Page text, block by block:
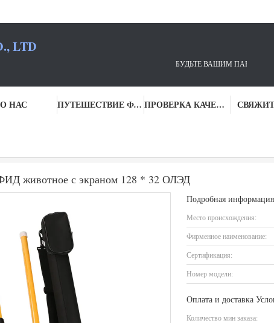
LTD
ПАРТНЕРОМ ПО
О НАС ПУТЕШЕСТВИЕ ФАБРИКИ ПРОВЕРКА КАЧЕСТВА
животное с экраном 128 * 32 ОЛЭД
Подробная
Место происхождения:
Фирменное наименование:
Сертификация:
Номер модели:
Оплата и доставка
Количество мин заказа: